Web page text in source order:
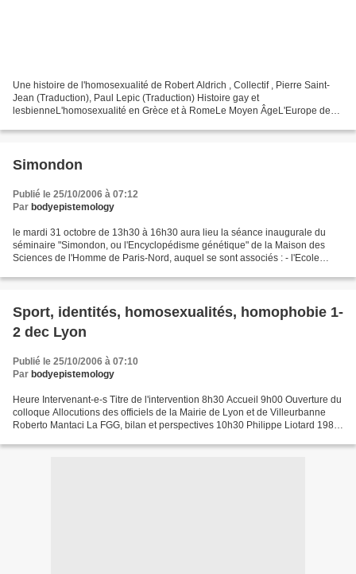
Une histoire de l'homosexualité de Robert Aldrich , Collectif , Pierre Saint-
Jean (Traduction), Paul Lepic (Traduction) Histoire gay et
lesbienneL'homosexualité en Grèce et à RomeLe Moyen ÂgeL'Europe des
Simondon
Publié le 25/10/2006 à 07:12
Par bodyepistemology
le mardi 31 octobre de 13h30 à 16h30 aura lieu la séance inaugurale du
séminaire "Simondon, ou l'Encyclopédisme génétique" de la Maison des
Sciences de l'Homme de Paris-Nord, auquel se sont associés : - l'Ecole
Sport, identités, homosexualités, homophobie 1-
2 dec Lyon
Publié le 25/10/2006 à 07:10
Par bodyepistemology
Heure Intervenant-e-s Titre de l'intervention 8h30 Accueil 9h00 Ouverture du
colloque Allocutions des officiels de la Mairie de Lyon et de Villeurbanne
Roberto Mantaci La FGG, bilan et perspectives 10h30 Philippe Liotard 1982-